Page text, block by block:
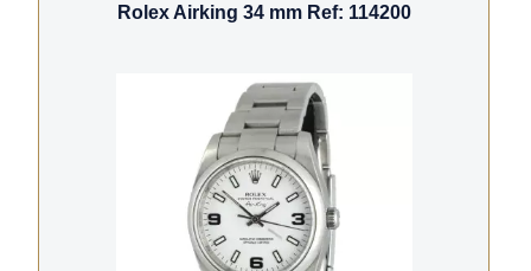
Rolex Airking 34 mm Ref: 114200